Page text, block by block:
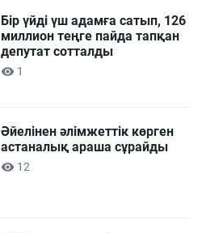
Бір үйді үш адамға сатып, 126
миллион теңге пайда тапқан
депутат сотталды
1
Әйелінен әлімжеттік көрген
астаналық араша сұрайды
12